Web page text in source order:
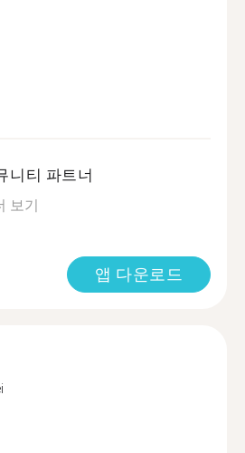
니티 파트너
보기
앱 다운로드